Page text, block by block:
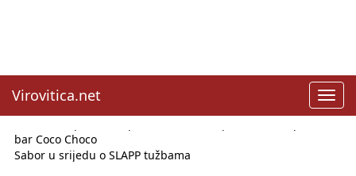
Virovitica.net
Sabor u srijedu o SLAPP tužbama
Benčić: Rekla sam stoko i odnosilo se na HDZ